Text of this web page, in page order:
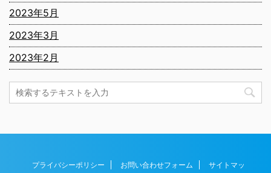
2023年5月
2023年3月
2023年2月
プライバシーポリシー お問い合わせフォーム サイトマッ